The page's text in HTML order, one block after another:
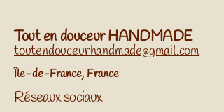
Tout en douceur HANDMADE
toutendouceurhandmade@gmail.com
​Île-de-France, France
Réseaux sociaux